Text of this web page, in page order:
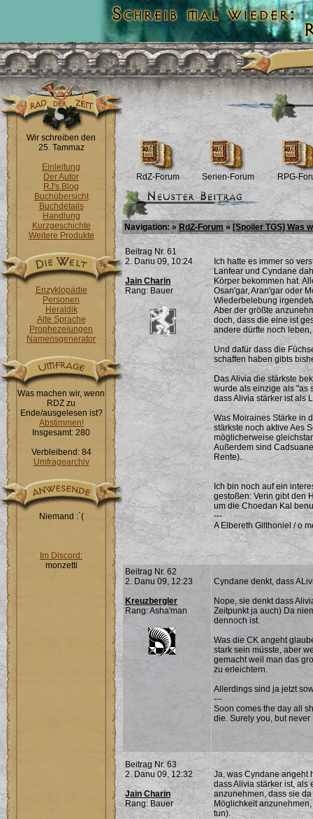
Wir schreiben den
25. Tammaz
Einleitung
Der Autor
RJ's Blog
Buchübersicht
Buchdetails
Handlung
Kurzgeschichte
Weitere Produkte
Enzyklopädie
Personen
Heraldik
Alte Sprache
Prophezeiungen
Namensgenerator
Was machen wir, wenn
RDZ zu
Ende/ausgelesen ist?
Abstimmen!
Insgesamt: 280
Verbleibend: 84
Umfragearchiv
Niemand :`(
Im Discord:
monzetti
RdZ-Forum Serien-Forum RPG-
Navigation: » RdZ-Forum » [Spoiler TGS] Was
Beitrag Nr. 61
2. Danu 09, 10:24
Jain Charin
Rang: Bauer
Ich hatte es immer so
Lanfear und Cyndane
Körper bekommen hat.
Osan'gar, Aran'gar oder
Wiederbelebung
Aber der größte
doch, dass die eine ist
andere dürfte noch
Und dafür dass die
schaffen haben gibts
Das Alivia die stärkste
wurde als einzige als "as
dass Alivia stärker ist als
Was Moiraines Stärke in
stärkste noch aktive Aes
möglicherweise
Außerdem sind
Rente).
Ich bin noch auf ein
gestoßen: Verin gibt den
um die Choedan Kal
---
A Elbereth Gilthoniel / o
Beitrag Nr. 62
2. Danu 09, 12:23
Kreuzbergler
Rang: Asha'man
Cyndane denkt, dass
Nope, sie denkt dass
Zeitpunkt ja auch) Da
dennoch ist.
Was die CK angeht
stark sein müsste, aber
gemacht weil man das
zu erleichtern.
Allerdings sind ja jetzt
---
Soon comes the day all
die. Surely you, but never
Beitrag Nr. 63
2. Danu 09, 12:32
Jain Charin
Rang: Bauer
Ja, was Cyndane angeht
dass Alivia stärker ist, als
anzunehmen, dass sie
Möglichkeit
tun).